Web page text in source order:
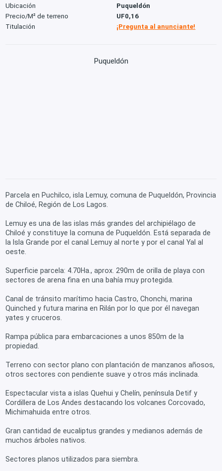
Ubicación
Puqueldón
Precio/M² de terreno
UF0,16
Titulación
¡Pregunta al anunciante!
Puqueldón
Parcela en Puchilco, isla Lemuy, comuna de Puqueldón, Provincia
de Chiloé, Región de Los Lagos.
Lemuy es una de las islas más grandes del archipiélago de
Chiloé y constituye la comuna de Puqueldón. Está separada de
la Isla Grande por el canal Lemuy al norte y por el canal Yal al
oeste.
Superficie parcela: 4.70Ha., aprox. 290m de orilla de playa con
sectores de arena fina en una bahía muy protegida.
Canal de tránsito marítimo hacia Castro, Chonchi, marina
Quinched y futura marina en Rilán por lo que por él navegan
yates y cruceros.
Rampa pública para embarcaciones a unos 850m de la
propiedad.
Terreno con sector plano con plantación de manzanos añosos,
otros sectores con pendiente suave y otros más inclinada.
Espectacular vista a islas Quehui y Chelín, península Detif y
Cordillera de Los Andes destacando los volcanes Corcovado,
Michimahuida entre otros.
Gran cantidad de eucaliptus grandes y medianos además de
muchos árboles nativos.
Sectores planos utilizados para siembra.